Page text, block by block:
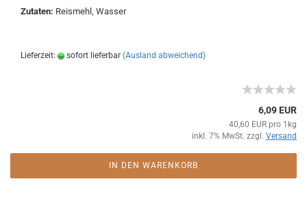
Zutaten: Reismehl, Wasser
Lieferzeit: sofort lieferbar (Ausland abweichend)
6,09 EUR
40,60 EUR pro 1kg
inkl. 7% MwSt. zzgl. Versand
IN DEN WARENKORB